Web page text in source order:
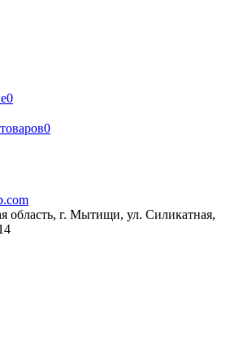
0
0
область, г. Мытищи, ул. Силикатная,